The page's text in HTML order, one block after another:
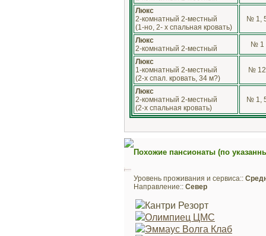
Люкс
2-комнатный 2-местный
(1-но, 2- х спальная кровать)
№ 1,
Люкс
2-комнатный 2-местный
№ 1
Люкс
1-комнатный 2-местный
(2-х спал. кровать, 34 м?)
№ 12
Люкс
2-комнатный 2-местный
(2-х спальная кровать)
№ 1,
Похожие пансионаты (по
Уровень проживания и сервиса::
Направление:: Север
Кантри Резорт
Олимпиец ЦМС
Эммаус Волга Клаб